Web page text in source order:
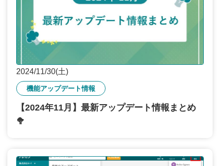
2024/11/30(土)
機能アップデート情報
【2024年11月】最新アップデート情報まとめ
🥦